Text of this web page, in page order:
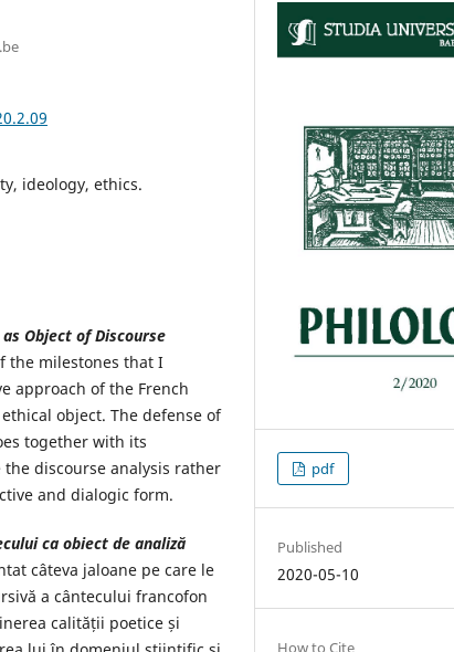
ideology, ethics.
Object of Discourse
the milestones that I
approach of the French
object. The defense of
together with its
discourse analysis rather
and dialogic form.
ca obiect de analiză
câteva jaloane pe care le
a cântecului francofon
calității poetice și
pdf
Published
2020-05-10
How to Cite